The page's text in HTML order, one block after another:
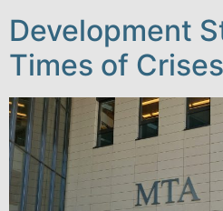
Development
Times of Crises